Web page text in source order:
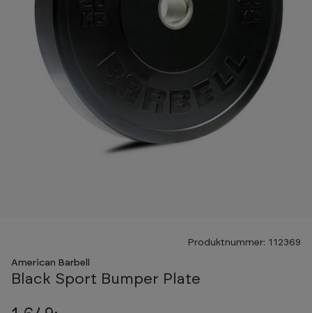
Produktnummer: 112369
American Barbell
Black Sport Bumper Plate